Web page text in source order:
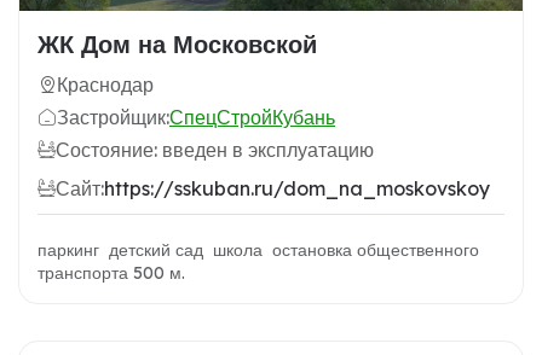
ЖК Дом на Московской
Краснодар
Застройщик:СпецСтройКубань
Состояние: введен в эксплуатацию
Сайт:https://sskuban.ru/dom_na_moskovskoy
паркинг детский сад школа остановка общественного
транспорта 500 м.